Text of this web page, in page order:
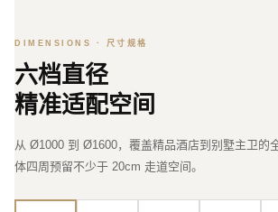
DIMENSIONS · 尺寸规格
六档直径
精准适配空间
从 Ø1000 到 Ø1600，覆盖精品酒店到别墅主卫的
体四周预留不少于 20cm 走道空间。